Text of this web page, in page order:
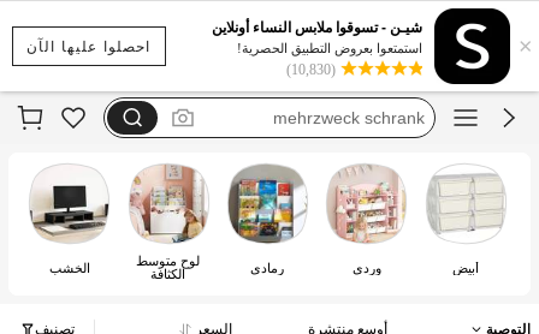
احصلوا عليها الآن ×
شيـن - تسوقوا ملابس النساء أونلاين
استمتعوا بعروض التطبيق الحصرية!
(10,830)
kinderzimmer bücher regal
خزانة العاب
mehrzweck schrank
kinderzimmer möbel
أبيض وردي رمادي
لوح متوسط
الكثافة
الخشب
التوصية أوسع منتشرة السعر تصنيف